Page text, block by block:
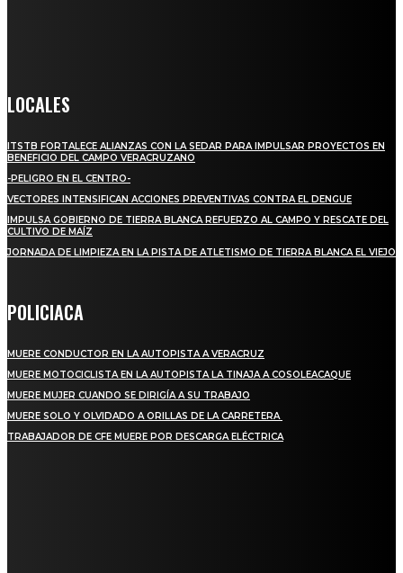
LOCALES
ITSTB FORTALECE ALIANZAS CON LA SEDAR PARA IMPULSAR PROYECTOS EN
BENEFICIO DEL CAMPO VERACRUZANO
-PELIGRO EN EL CENTRO-
VECTORES INTENSIFICAN ACCIONES PREVENTIVAS CONTRA EL DENGUE
IMPULSA GOBIERNO DE TIERRA BLANCA REFUERZO AL CAMPO Y RESCATE DEL
CULTIVO DE MAÍZ
JORNADA DE LIMPIEZA EN LA PISTA DE ATLETISMO DE TIERRA BLANCA EL VIEJO
POLICIACA
MUERE CONDUCTOR EN LA AUTOPISTA A VERACRUZ
MUERE MOTOCICLISTA EN LA AUTOPISTA LA TINAJA A COSOLEACAQUE
MUERE MUJER CUANDO SE DIRIGÍA A SU TRABAJO
MUERE SOLO Y OLVIDADO A ORILLAS DE LA CARRETERA
TRABAJADOR DE CFE MUERE POR DESCARGA ELÉCTRICA